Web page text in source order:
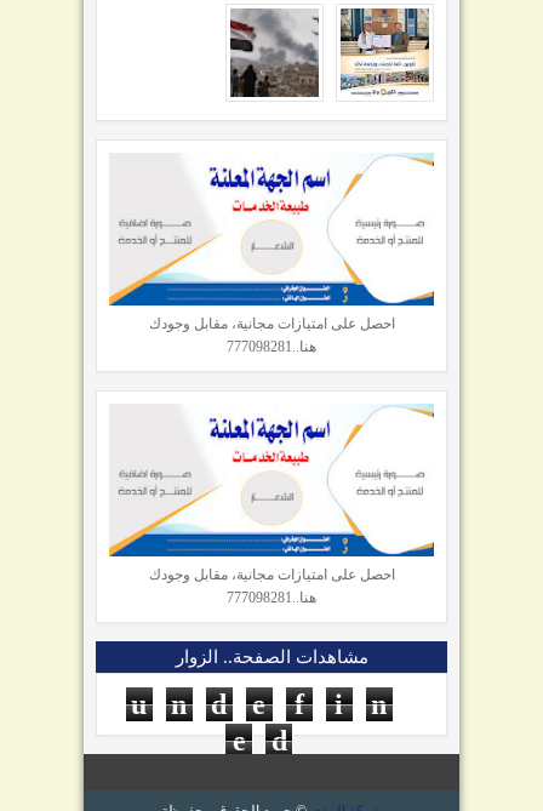
احصل على امتيازات مجانية، مقابل وجودك
هنا..777098281
احصل على امتيازات مجانية، مقابل وجودك
هنا..777098281
مشاهدات الصفحة.. الزوار
u n d e f i
n
e
d